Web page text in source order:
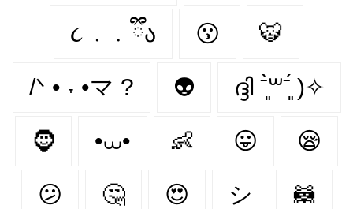
૮ ․ ․ ྀིა 😗 🐯
/ᐠ • ˕ •マ ? 👽 ദ്ദി ˉ͈̀꒳ˉ͈́ )✧
🧔 •⩊• 👶 😛 😪
😕 🤔 😍 シ 🦝